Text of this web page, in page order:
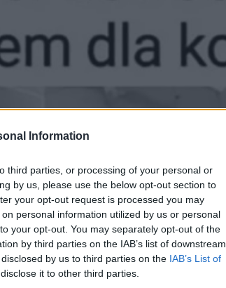
Information
third parties, or processing of your personal or
by us, please use the below opt-out section to
your opt-out request is processed you may
personal information utilized by us or personal
your opt-out. You may separately opt-out of the
by third parties on the IAB’s list of downstream
by us to third parties on the IAB’s List of
it to other third parties.